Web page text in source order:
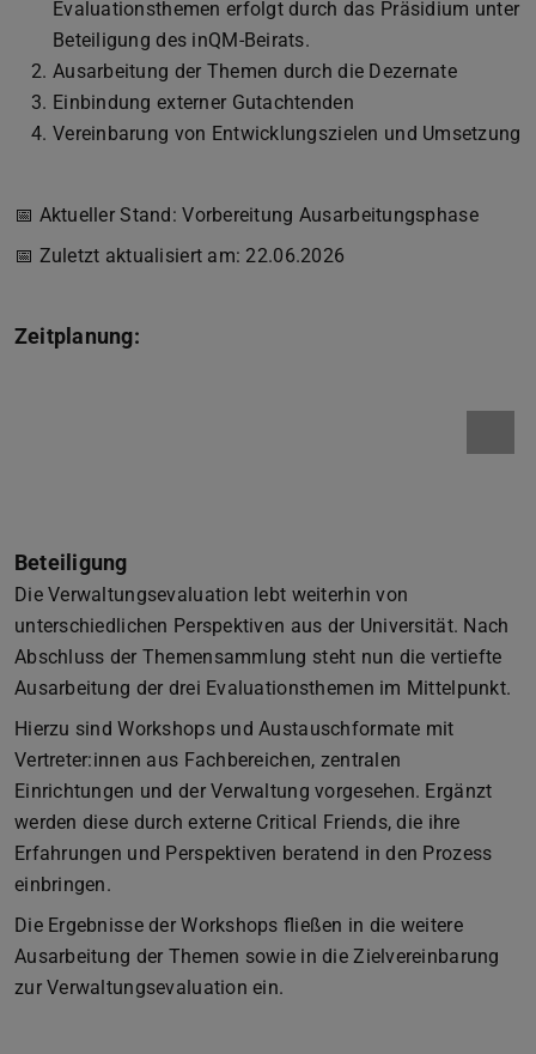
Evaluationsthemen erfolgt durch das Präsidium unter
Beteiligung des inQM-Beirats.
Ausarbeitung der Themen durch die Dezernate
Einbindung externer Gutachtenden
Vereinbarung von Entwicklungszielen und Umsetzung
📅 Aktueller Stand: Vorbereitung Ausarbeitungsphase
📅 Zuletzt aktualisiert am: 22.06.2026
Zeitplanung:
Beteiligung
Die Verwaltungsevaluation lebt weiterhin von
unterschiedlichen Perspektiven aus der Universität. Nach
Abschluss der Themensammlung steht nun die vertiefte
Ausarbeitung der drei Evaluationsthemen im Mittelpunkt.
Hierzu sind Workshops und Austauschformate mit
Vertreter:innen aus Fachbereichen, zentralen
Einrichtungen und der Verwaltung vorgesehen. Ergänzt
werden diese durch externe Critical Friends, die ihre
Erfahrungen und Perspektiven beratend in den Prozess
einbringen.
Die Ergebnisse der Workshops fließen in die weitere
Ausarbeitung der Themen sowie in die Zielvereinbarung
zur Verwaltungsevaluation ein.